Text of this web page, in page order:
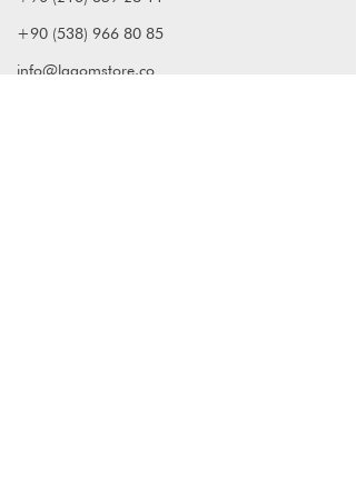
+90 (538) 966 80 85
info@lagomstore.co